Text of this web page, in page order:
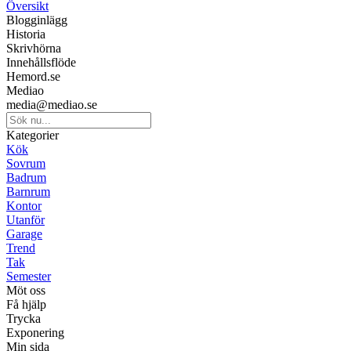
Översikt
Blogginlägg
Historia
Skrivhörna
Innehållsflöde
Hemord.se
Mediao
media@mediao.se
Kategorier
Kök
Sovrum
Badrum
Barnrum
Kontor
Utanför
Garage
Trend
Tak
Semester
Möt oss
Få hjälp
Trycka
Exponering
Min sida